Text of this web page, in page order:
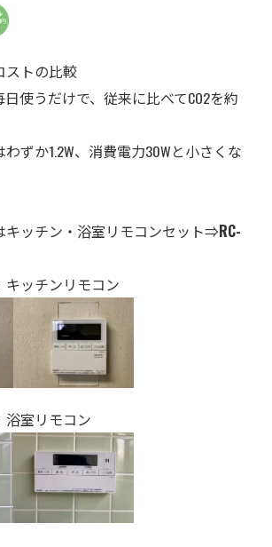
ストの比較
使うだけで、従来に比べてCO2を約
ずか1.2W、消費電力30Wと小さくな
ッチン・ 浴室リモコンセット⇒RC-
ッチンリモコン
浴室リモコン